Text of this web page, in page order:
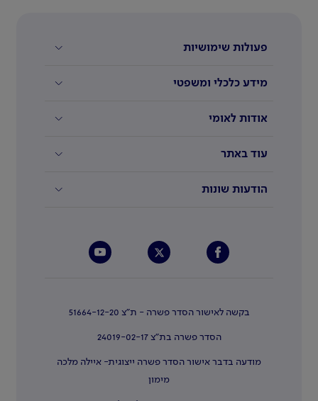
פעולות שימושיות
מידע כלכלי ומשפטי
אודות לאומי
עוד באתר
הודעות שונות
בקשה לאישור הסדר פשרה - ת"צ 51664-12-20
הסדר פשרה בת"צ 24019-02-17
מודעה בדבר אישור הסדר פשרה ייצוגית- איילה מלכה
מימון